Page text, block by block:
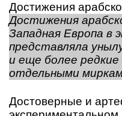
Достижения
Достижения
Западная Европа в
представляла
и еще более
отдельными
Достоверные и